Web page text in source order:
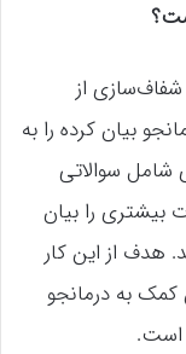
از
بیان کرده را به
سوالاتی
بیشتری را بیان
هدف از این کار
به درمانجو
است.